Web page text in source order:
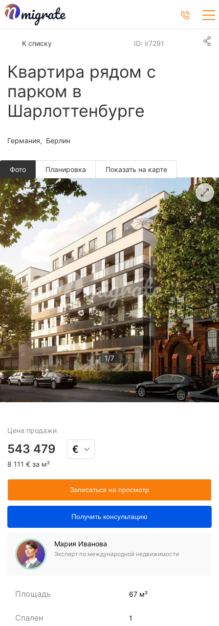
К списку
Квартира рядом с
парком в
Шарлоттенбурге
ID: ir7291
Германия Берлин
Фото
1/7
Планировкa Показать на карте
Цена продажи
543 479
8 111 € за м²
Записаться на просмотр
Получить консультацию
Мария Иванова
Эксперт по международной недвижимости
Площадь 67 м²
Спален 1